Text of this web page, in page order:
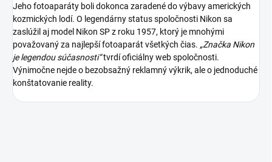
Jeho fotoaparáty boli dokonca zaradené do výbavy amerických
kozmických lodí. O legendárny status spoločnosti Nikon sa
zaslúžil aj model Nikon SP z roku 1957, ktorý je mnohými
považovaný za najlepší fotoaparát všetkých čias. „Značka Nikon
je legendou súčasnosti“tvrdí oficiálny web spoločnosti.
Výnimočne nejde o bezobsažný reklamný výkrik, ale o jednoduché
konštatovanie reality.